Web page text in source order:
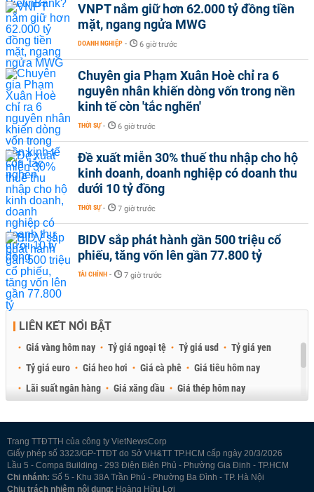
VNPT nắm giữ hơn 62.000 tỷ đồng tiền
mặt, ngang ngửa MWG
DOANH NGHIỆP - 6 giờ trước
Chuyên gia Phạm Xuân Hoè chỉ ra 6
nguyên nhân khiến dòng vốn trong nền
kinh tế còn 'tắc nghẽn'
THỜI SỰ - 6 giờ trước
Đề xuất miễn 30% thuế thu nhập cho hộ
kinh doanh, doanh nghiệp có doanh thu
dưới 10 tỷ đồng
THỜI SỰ - 7 giờ trước
BIDV sắp phát hành gần 500 triệu cổ
phiếu, tăng vốn lên gần 77.800 tỷ
TÀI CHÍNH - 7 giờ trước
LIÊN KẾT NỔI BẬT
Giá vàng hôm nay Tỷ giá ngoại tệ Tỷ giá usd
Tỷ giá yen
Tỷ giá euro
Giá heo hơi Giá cà phê
Giá tiêu hôm nay
Lãi suất ngân hàng
Giá xăng dầu
Giá thép hôm nay
Trang TTĐTTH của công ty VietNewsCorp
Giấy phép số 3323/GP-TTĐT do Sở VH&TT TP.HCM cấp ngày 20/3/2026
Lầu 5 - Compa Building - 293 Điện Biên Phủ - Phường Gia Định - TP.HCM
Chi nhánh: Số 5 - Khu 38A Trần Phú - Phường Ba Đình - TP. Hà Nội
Chịu trách nhiệm nội dung: Hoàng Hữu Lợi